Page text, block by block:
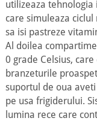
utilizeaza tehnologia
care simuleaza
sa isi pastreze
Al doilea
0 grade Celsius,
branzeturile
suportul de oua
pe usa frigiderului.
lumina rece care